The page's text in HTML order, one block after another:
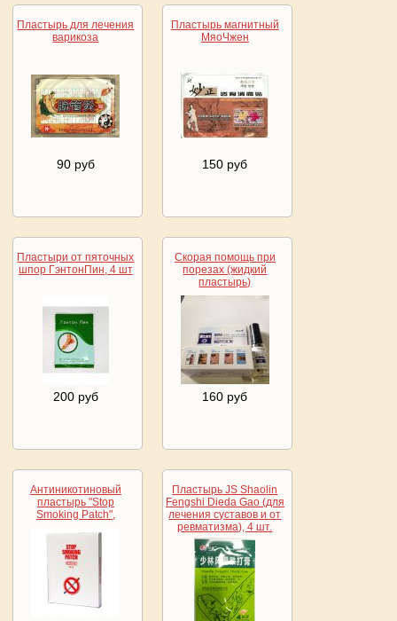
Пластырь для лечения
варикоза
90 руб
Пластырь магнитный
МяоЧжен
150 руб
Пластыри от пяточных
шпор ГэнтонПин, 4 шт
200 руб
Скорая помощь при
порезах (жидкий
пластырь)
160 руб
Антиникотиновый
пластырь "Stop
Smoking Patch",
Пластырь JS Shaolin
Fengshi Dieda Gao (для
лечения суставов и от
ревматизма), 4 шт.